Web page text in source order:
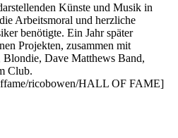
Künste und Musik in
Arbeitsmoral und herzliche
benötigte. Ein Jahr später
Projekten, zusammen mit
Dave Matthews Band,
Club.
ricobowen/HALL OF FAME]